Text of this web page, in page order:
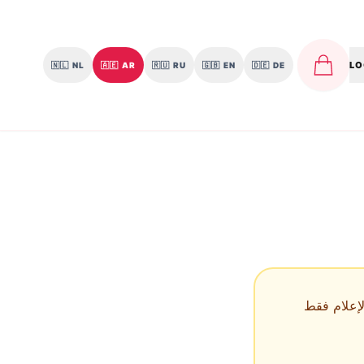
🇩🇪 DE
🇬🇧 EN
🇷🇺 RU
🇦🇪 AR
🇳🇱 NL
فقط